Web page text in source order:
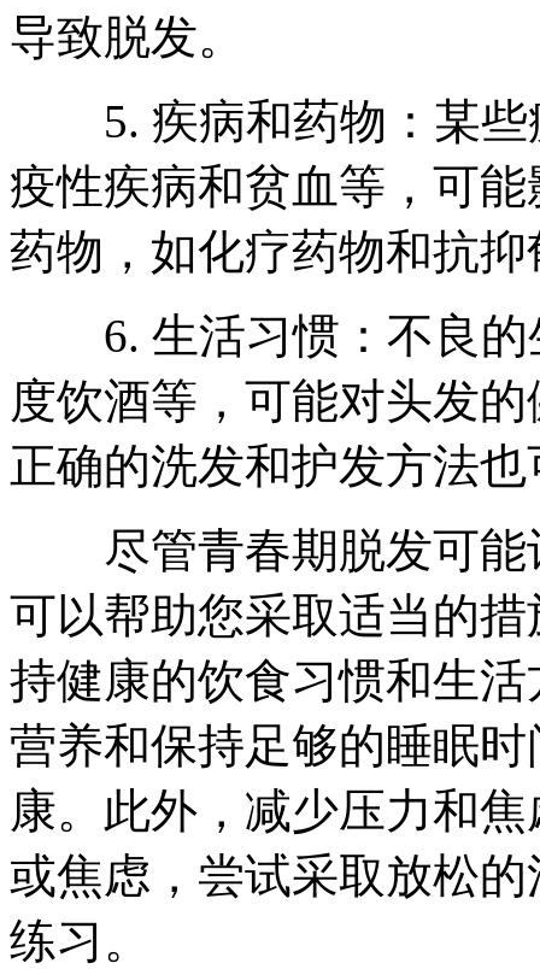
导致脱发。
5. 疾病和药物：某些
疫性疾病和贫血等，可
药物，如化疗药物和抗
6. 生活习惯：不良的
度饮酒等，可能对头发
正确的洗发和护发方法
尽管青春期脱发可能
可以帮助您采取适当的
持健康的饮食习惯和生
营养和保持足够的睡眠
康。此外，减少压力和
或焦虑，尝试采取放松
练习。